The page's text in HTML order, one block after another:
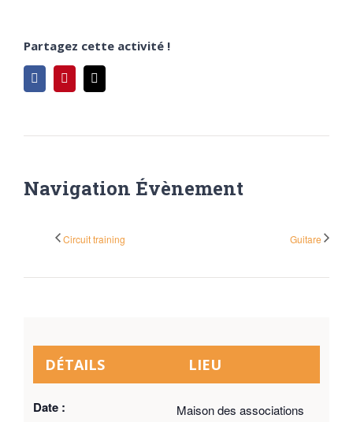
Partagez cette activité !
FacebookPinterest
Navigation Évènement
Circuit training Guitare
DÉTAILS
Date :
LIEU
Maison des associations